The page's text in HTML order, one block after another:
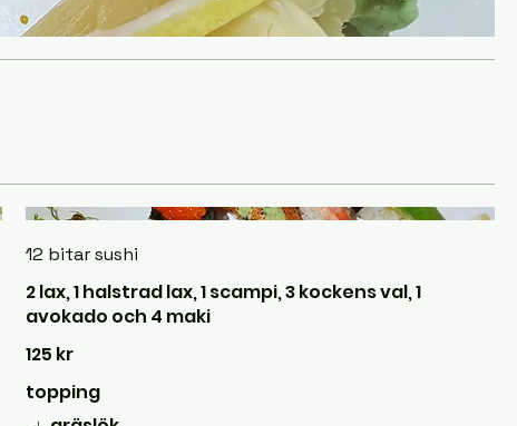
12 bitar sushi
2 lax, 1 halstrad lax, 1 scampi, 3 kockens val, 1
avokado och 4 maki
125 kr
topping